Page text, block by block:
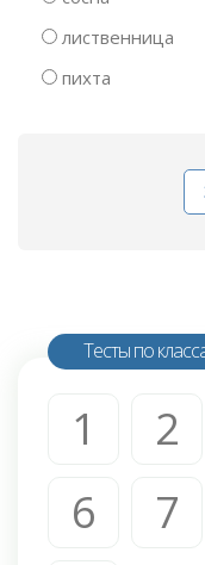
лиственница
пихта
Тесты по
1 2
6
7